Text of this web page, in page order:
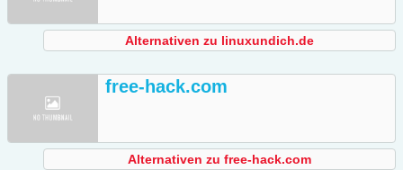
Alternativen zu linuxundich.de
free-hack.com
Alternativen zu free-hack.com